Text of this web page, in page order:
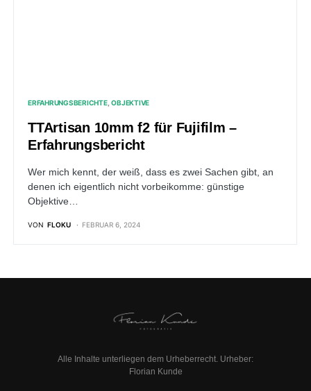
ERFAHRUNGSBERICHTE OBJEKTIVE
TTArtisan 10mm f2 für Fujifilm –
Erfahrungsbericht
Wer mich kennt, der weiß, dass es zwei Sachen gibt, an
denen ich eigentlich nicht vorbeikomme: günstige
Objektive…
VON FLOKU FEBRUAR 6, 2024
Alle Inhalte unterliegen dem Urheberrecht. Urheber:
Florian Kunde